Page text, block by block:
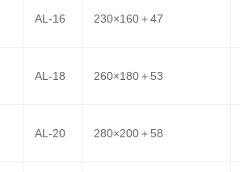
AL-16 230×160＋47
AL-18 260×180＋53
AL-20 280×200＋58